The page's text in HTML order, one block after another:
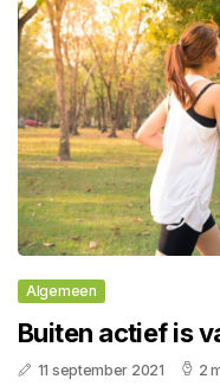
Algemeen
Buiten actief is
11 september 2021 2